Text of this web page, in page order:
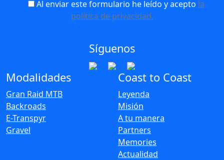
Al enviar este formulario he leído y acepto la
política de privacidad.
Síguenos
Modalidades
Gran Raid MTB
Backroads
E-Transpyr
Gravel
Coast to Coast
Leyenda
Misión
A tu manera
Partners
Memories
Actualidad